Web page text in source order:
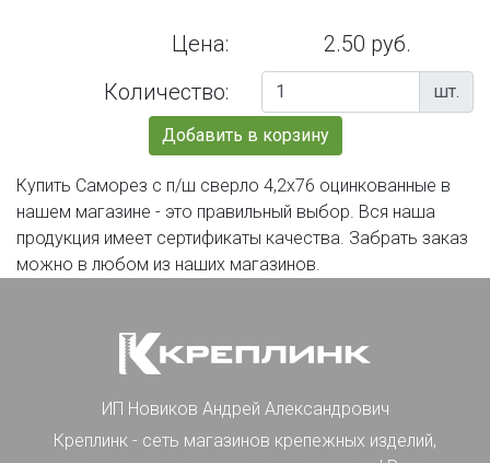
Цена:
2.50 руб.
Количество:
шт.
Добавить в корзину
Купить Саморез с п/ш сверло 4,2х76 оцинкованные в
нашем магазине - это правильный выбор. Вся наша
продукция имеет сертификаты качества. Забрать заказ
можно в любом из наших магазинов.
ИП Новиков Андрей Александрович
Креплинк - сеть магазинов крепежных изделий,